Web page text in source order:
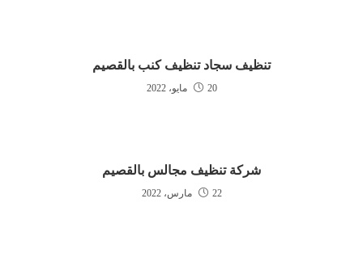
تنظيف سجاد تنظيف كنب بالقصيم
20 مايو، 2022
شركة تنظيف مجالس بالقصيم
22 مارس، 2022